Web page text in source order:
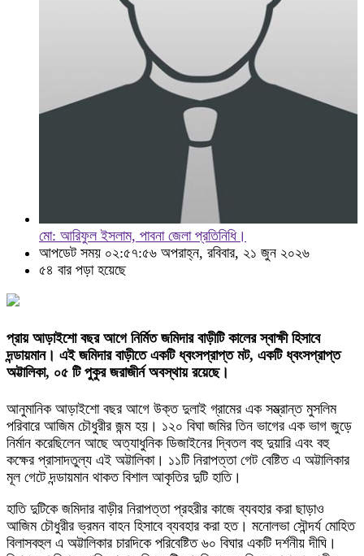
মো: আরিফুল ইসলাম, পাবনা জেলা প্রতিনিধি।
আপডেট সময় ০২:৫৭:৫৬ অপরাহ্ন, রবিবার, ২১ জুন ২০২৬
৫৪ বার পড়া হয়েছে
প্রায় আড়াইশো বছর আগে নির্মিত জমিদার বাড়ীটি কালের স্বাক্ষী হিসাবে
দন্ডায়মান। এই জমিদার বাড়ীতে একটি ধ্বংসপ্রাপ্ত মট, একটি ধ্বংসপ্রাপ্ত
অট্টালিকা, ০৫ টি পুকুর জরাজীর্ন অবস্থায় রয়েছে।
আনুমানিক আড়াইশো বছর আগে উক্ত দুলাই গ্রামের এক সম্ভ্রান্ত মুসলিম
পরিবারে আজিম চৌধুরীর জন্ম হয়। ১২০ বিঘা জমির তিন ভাগের এক ভাগ জুড়ে
নির্মান করেছিলেন আছে অত্যাধুনিক ডিজাইনের দ্বিতল বহু দুয়ারি এবং বহু
কক্ষের প্রাসাদতুল্য এই অট্টালিকা। ১১টি নিরাপত্তা গেট বেষ্টিত এ অট্টালিকার
মূল গেটে দন্ডায়মান থাকত বিশাল আকৃতির দুটি হাতি।
হাতি দুটিকে জমিদার বাড়ীর নিরাপত্তা প্রহরীর কাজে ব্যবহার করা ছাড়াও
আজিম চৌধুরীর ভ্রমন বাহন হিসাবে ব্যবহার করা হত। মনোলভা সৌন্দর্য মোহিত
বিলাসবহুল এ অট্টালিকার চারদিকে পরিবেষ্টিত ৬০ বিঘার একটি দর্শনীয় দীঘি।